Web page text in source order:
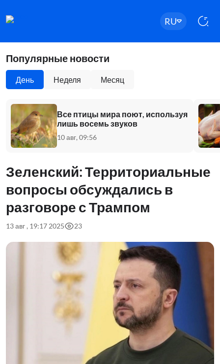
RU
Популярные новости
День Неделя Месяц
Все птицы мира поют, используя
лишь восемь звуков
10 авг, 09:56
Зеленский: Территориальные
вопросы обсуждались в
разговоре с Трампом
13 авг , 19:17 2025 23